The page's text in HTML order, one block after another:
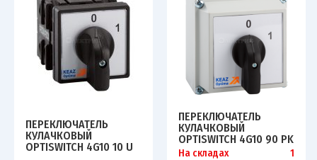
ПЕРЕКЛЮЧАТЕЛЬ
КУЛАЧКОВЫЙ
OPTISWITCH 4G10 10 U
ПЕРЕКЛЮЧАТЕЛЬ
КУЛАЧКОВЫЙ
OPTISWITCH 4G10 90 PK
R014 КЭАЗ 219857
На складах 1